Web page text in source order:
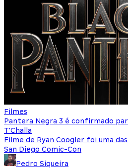
Filmes
Pantera Negra 3 é confirmado
T'Challa
Filme de Ryan Coogler foi uma
San Diego Comic-Con
Pedro Siqueira